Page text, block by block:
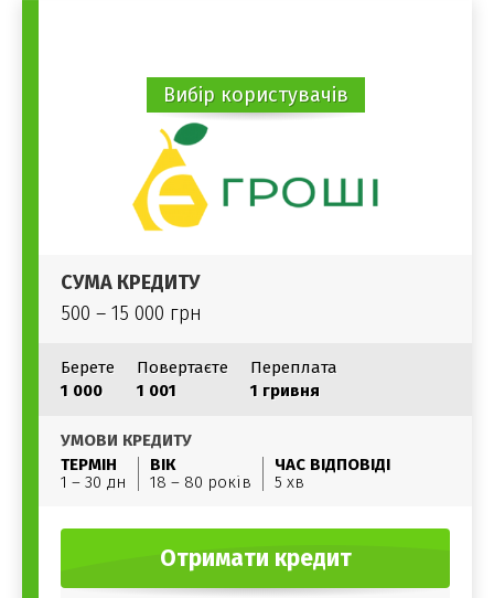
Вибір користувачів
СУМА КРЕДИТУ
500 – 15 000 грн
Берете
1 000
Повертаєте
1 001
Переплата
1 гривня
УМОВИ КРЕДИТУ
ТЕРМІН
1 – 30 дн
ВІК
18 – 80 років
ЧАС ВІДПОВІДІ
5 хв
Отримати кредит